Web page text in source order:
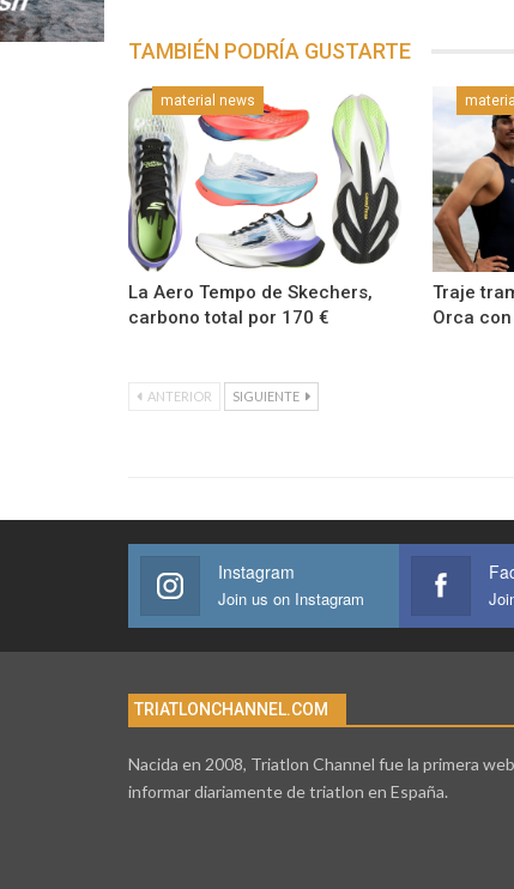
TAMBIÉN PODRÍA GUSTARTE
material news
La Aero Tempo de Skechers,
carbono total por 170 €
Traje
Orca
ANTERIOR SIGUIENTE
Instagram
Join us on Instagram
TRIATLONCHANNEL.COM
Nacida en 2008, Triatlon Channel fue la primera
informar diariamente de triatlon en España.